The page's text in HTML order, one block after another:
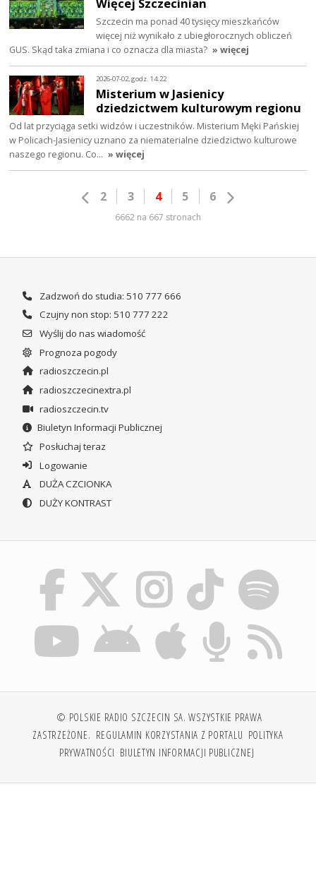
Więcej Szczecinian
Szczecin ma ponad 40 tysięcy mieszkańców
więcej niż wynikało z ubiegłorocznych obliczeń
GUS. Skąd taka zmiana i co oznacza dla miasta? » więcej
2026-07-02, godz. 14:22
Misterium w Jasienicy
dziedzictwem kulturowym regionu
Od lat przyciąga setki widzów i uczestników. Misterium Męki Pańskiej
w Policach-Jasienicy uznano za niematerialne dziedzictwo kulturowe
naszego regionu. Co… » więcej
2 3 4 5 6
6662 na 667 stronach
Zadzwoń do studia: 510 777 666
Czujny non stop: 510 777 222
Wyślij do nas wiadomość
Prognoza pogody
radioszczecin.pl
radioszczecinextra.pl
radioszczecin.tv
Biuletyn Informacji Publicznej
Posłuchaj teraz
Logowanie
DUŻA CZCIONKA
DUŻY KONTRAST
© POLSKIE RADIO SZCZECIN SA. WSZYSTKIE PRAWA
ZASTRZEŻONE. REGULAMIN KORZYSTANIA Z PORTALU POLITYKA
PRYWATNOŚCI BIULETYN INFORMACJI PUBLICZNEJ